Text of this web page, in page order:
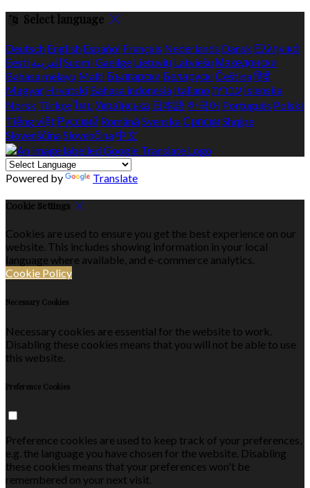
Select language
Deutsch English Español Français Nederlands Dansk Ελληνικά
Eesti العربية SuomiGaeilge Lietuvių Latviešu Македонски
Bahasa melayu Malti Български Беларускі Češtinaहिंदी
Magyar Hrvatski Bahasa indonesia Italiano עברית Íslenska
Norsk Türkçeไทย Українська 日本語 한국어 Português Polski
Tiếng việt Русский Română SvenskaСрпски Shqipe
SlovenščinaSlovenčina 中文
Powered by Translate
Cookie Settings
Cookies are used to ensure you get the best experience on our
website. This includes showing information in your local
language where available, and e-commerce analytics.
Cookie Policy
Necessary Cookies
Necessary cookies are essential for the website to work.
Disabling these cookies means that you will not be able to use
this website.
Preference Cookies
Preference cookies are used to keep track of your preferences,
e.g. the language you have chosen for the website. Disabling
these cookies means that your preferences won't be
remembered on your next visit.